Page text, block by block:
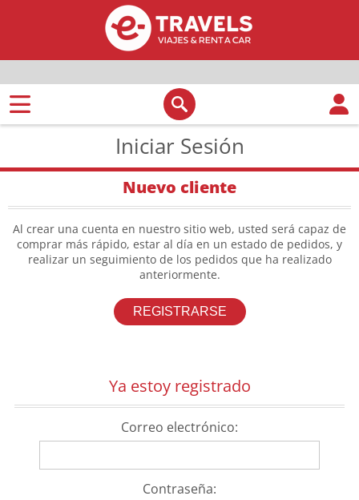
Iniciar Sesión
Nuevo cliente
Al crear una cuenta en nuestro sitio web, usted será capaz de
comprar más rápido, estar al día en un estado de pedidos, y
realizar un seguimiento de los pedidos que ha realizado
anteriormente.
Ya estoy registrado
Correo electrónico:
Contraseña: